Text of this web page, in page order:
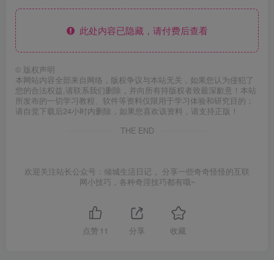
此处内容已隐藏，请付费后查看
© 版权声明
本网站内容全部来自网络，版权争议与本站无关，如果您认为侵犯了
您的合法权益,请联系我们删除，并向所有持版权者致最深歉意！本站
所发布的一切学习教程、软件等资料仅限用于学习体验和研究目的；
请自觉下载后24小时内删除，如果您喜欢该资料，请支持正版！
THE END
欢迎关注站长公众号：倾城生活日记 。分享一些奇奇怪怪的互联
网小技巧，各种奇淫技巧都有哦~
点赞 11 分享 收藏